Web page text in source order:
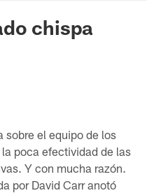
chispa
sobre el equipo de los
poca efectividad de las
Y con mucha razón.
por David Carr anotó